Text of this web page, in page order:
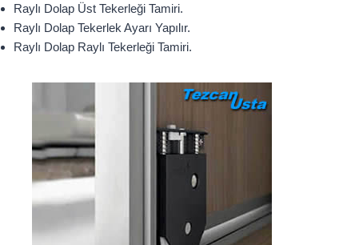
Raylı Dolap Üst Tekerleği Tamiri.
Raylı Dolap Tekerlek Ayarı Yapılır.
Raylı Dolap Raylı Tekerleği Tamiri.